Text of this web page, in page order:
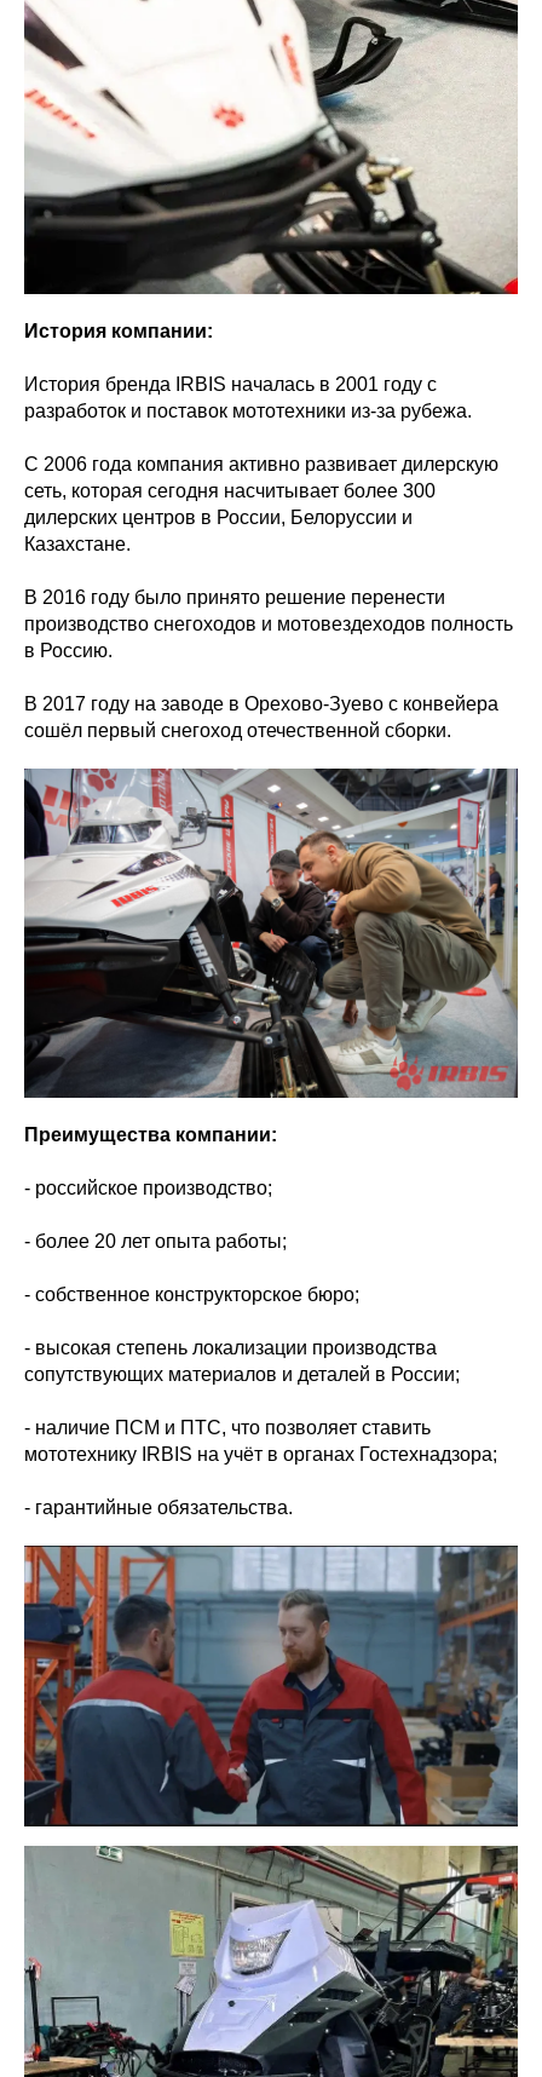
История компании:
История бренда IRBIS началась в 2001 году с
разработок и поставок мототехники из-за рубежа.
С 2006 года компания активно развивает дилерскую
сеть, которая сегодня насчитывает более 300
дилерских центров в России, Белоруссии и
Казахстане.
В 2016 году было принято решение перенести
производство снегоходов и мотовездеходов полность
в Россию.
В 2017 году на заводе в Орехово-Зуево с конвейера
сошёл первый снегоход отечественной сборки.
Преимущества компании:
- российское производство;
- более 20 лет опыта работы;
- собственное конструкторское бюро;
- высокая степень локализации производства
сопутствующих материалов и деталей в России;
- наличие ПСМ и ПТС, что позволяет ставить
мототехнику IRBIS на учёт в органах Гостехнадзора;
- гарантийные обязательства.